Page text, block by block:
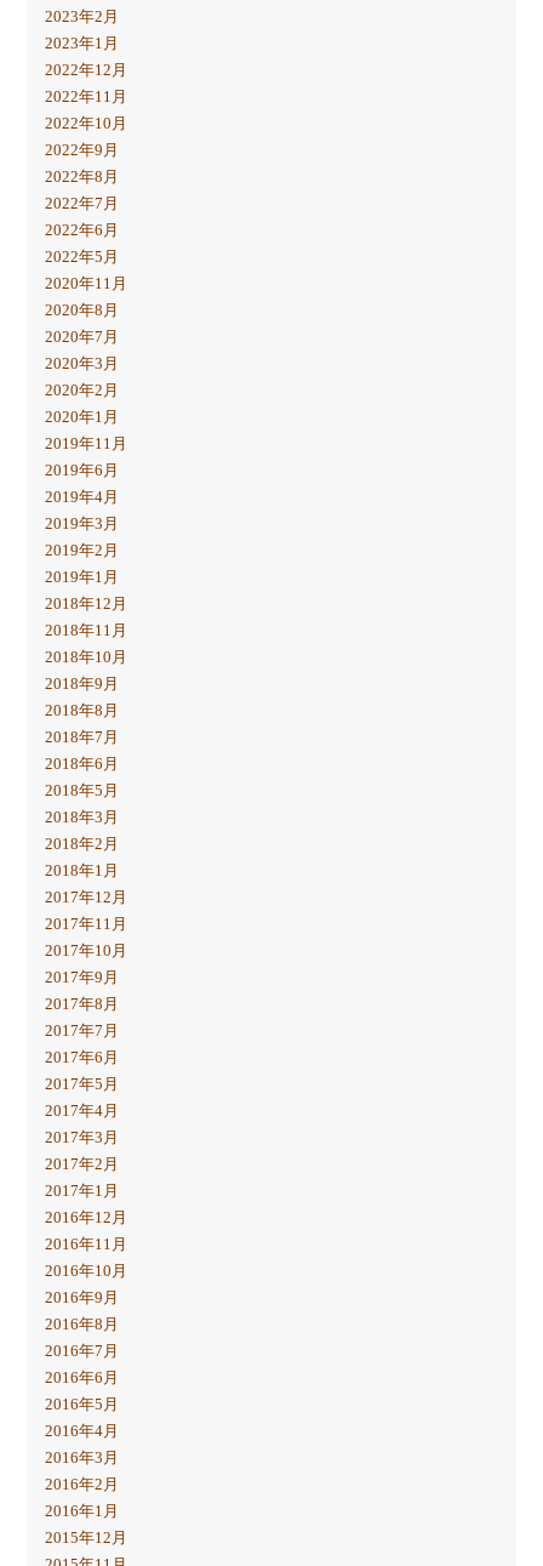
2023年2月
2023年1月
2022年12月
2022年11月
2022年10月
2022年9月
2022年8月
2022年7月
2022年6月
2022年5月
2020年11月
2020年8月
2020年7月
2020年3月
2020年2月
2020年1月
2019年11月
2019年6月
2019年4月
2019年3月
2019年2月
2019年1月
2018年12月
2018年11月
2018年10月
2018年9月
2018年8月
2018年7月
2018年6月
2018年5月
2018年3月
2018年2月
2018年1月
2017年12月
2017年11月
2017年10月
2017年9月
2017年8月
2017年7月
2017年6月
2017年5月
2017年4月
2017年3月
2017年2月
2017年1月
2016年12月
2016年11月
2016年10月
2016年9月
2016年8月
2016年7月
2016年6月
2016年5月
2016年4月
2016年3月
2016年2月
2016年1月
2015年12月